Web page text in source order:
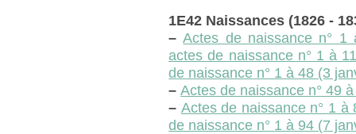
1E42 Naissances (1826 -
– Actes de naissance n°
actes de naissance n° 1 à
de naissance n° 1 à 48 (3
– Actes de naissance n° 49
– Actes de naissance n° 1
de naissance n° 1 à 94 (7